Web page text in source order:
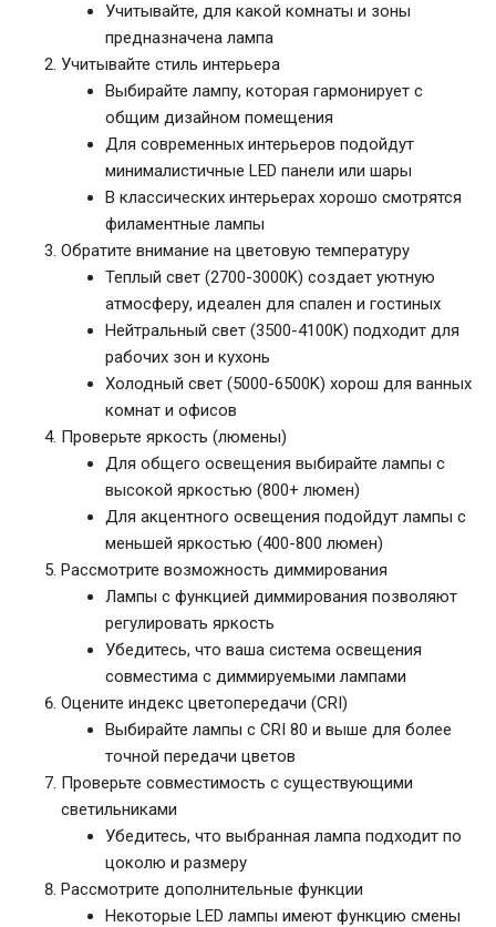
Учитывайте, для какой комнаты и зоны
предназначена лампа
Учитывайте стиль интерьера
Выбирайте лампу, которая гармонирует с
общим дизайном помещения
Для современных интерьеров подойдут
минималистичные LED панели или шары
В классических интерьерах хорошо смотрятся
филаментные лампы
Обратите внимание на цветовую температуру
Теплый свет (2700-3000K) создает уютную
атмосферу, идеален для спален и гостиных
Нейтральный свет (3500-4100K) подходит для
рабочих зон и кухонь
Холодный свет (5000-6500K) хорош для ванных
комнат и офисов
Проверьте яркость (люмены)
Для общего освещения выбирайте лампы с
высокой яркостью (800+ люмен)
Для акцентного освещения подойдут лампы с
меньшей яркостью (400-800 люмен)
Рассмотрите возможность диммирования
Лампы с функцией диммирования позволяют
регулировать яркость
Убедитесь, что ваша система освещения
совместима с диммируемыми лампами
Оцените индекс цветопередачи (CRI)
Выбирайте лампы с CRI 80 и выше для более
точной передачи цветов
Проверьте совместимость с существующими
светильниками
Убедитесь, что выбранная лампа подходит по
цоколю и размеру
Рассмотрите дополнительные функции
Некоторые LED лампы имеют функцию смены